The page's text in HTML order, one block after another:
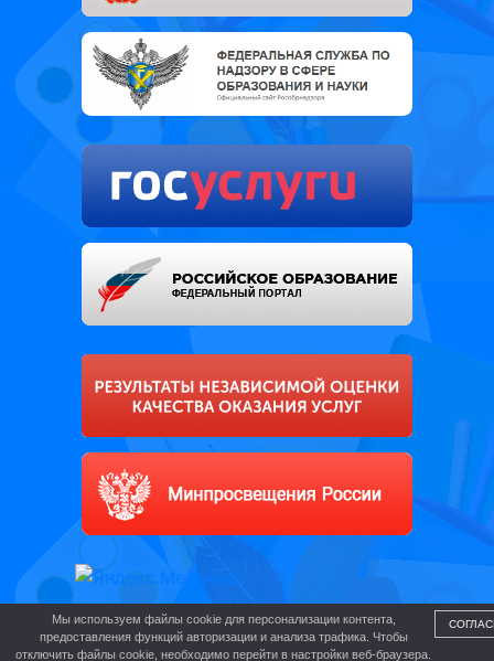
Мы используем файлы cookie для персонализации контента,
предоставления функций авторизации и анализа трафика. Чтобы
отключить файлы cookie, необходимо перейти в настройки веб-браузера.